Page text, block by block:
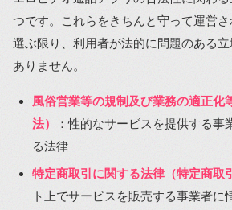
つです。これらをきちんと守って運営
選ぶ限り、利用者が法的に問題のある
ありません。
風俗営業等の規制及び業務の適正化
法）
：性的なサービスを提供する事
る法律
特定商取引に関する法律（特定商取
ト上でサービスを販売する事業者に